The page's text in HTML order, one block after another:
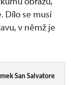
Dílo se musí
v němž je
San Salvatore